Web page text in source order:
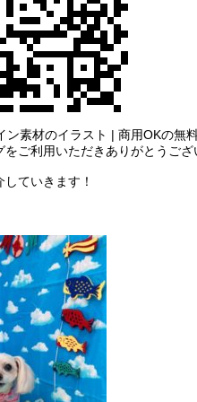
をご利用いただきありがとうござ
ていきます！